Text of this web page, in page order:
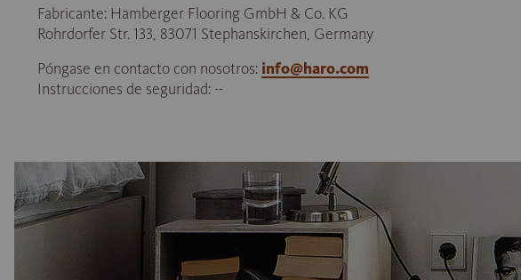
Fabricante: Hamberger Flooring GmbH & Co. KG
Rohrdorfer Str. 133, 83071 Stephanskirchen, Germany
Póngase en contacto con nosotros: info@haro.com
Instrucciones de seguridad: --